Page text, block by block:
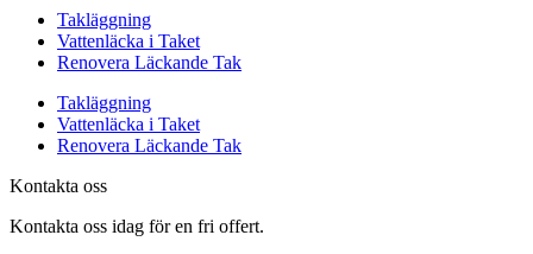
Takläggning
Vattenläcka i Taket
Renovera Läckande Tak
Takläggning
Vattenläcka i Taket
Renovera Läckande Tak
Kontakta oss
Kontakta oss idag för en fri offert.